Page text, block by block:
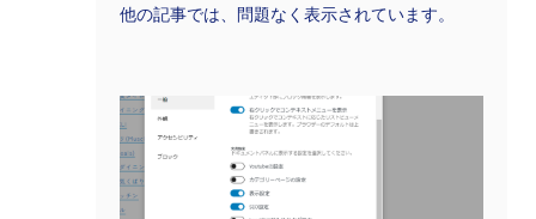
他の記事では、問題なく表示されています。